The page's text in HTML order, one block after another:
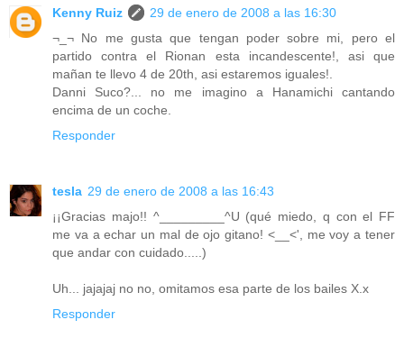
Kenny Ruiz
29 de enero de 2008 a las 16:30
¬_¬ No me gusta que tengan poder sobre mi, pero el
partido contra el Rionan esta incandescente!, asi que
mañan te llevo 4 de 20th, asi estaremos iguales!.
Danni Suco?... no me imagino a Hanamichi cantando
encima de un coche.
Responder
tesla 29 de enero de 2008 a las 16:43
¡¡Gracias majo!! ^_________^U (qué miedo, q con el FF
me va a echar un mal de ojo gitano! <__<', me voy a tener
que andar con cuidado.....)
Uh... jajajaj no no, omitamos esa parte de los bailes X.x
Responder